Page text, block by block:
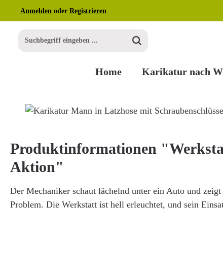
Hauptinhalt springen
Zur Suche springen
Zur Hauptnavigation springen
Anmelden oder Registrieren
Home Karikatur nach
Bildergalerie überspringen
Produktinformationen
Aktion"
Der Mechaniker schaut lächelnd unter ein Auto und
Problem. Die Werkstatt ist hell erleuchtet, und sein